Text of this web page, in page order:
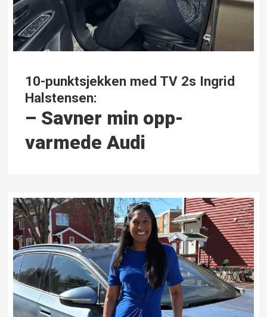
10-punktsjekken med TV 2s Ingrid
Halstensen:
– Savner min opp­
varmede Audi